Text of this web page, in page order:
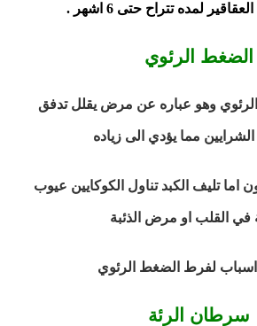
لمده تتراح حتى 6 اشهر .
الضغط الرئوي
وهو عباره عن مرض يقلل تدفق
الشرايين مما يؤدي الى زياده
اما تليف الكبد تناول الكوكايين عيوب
في القلب او مرض الذئبة
اسباب لفرط الضغط الرئوي
سرطان الرئة